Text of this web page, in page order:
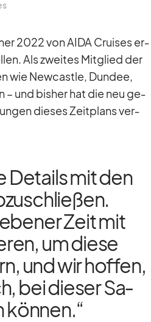
2022 von AIDA Crui­ses er­
Als zwei­tes Mit­glied der
wie New­castle, Dundee,
– und bis­her hat die neu ge­
die­ses Zeit­plans ver­
De­tails mit den
Zeit mit
um diese
und wir hof­fen,
bei die­ser Sa­
kön­nen.“